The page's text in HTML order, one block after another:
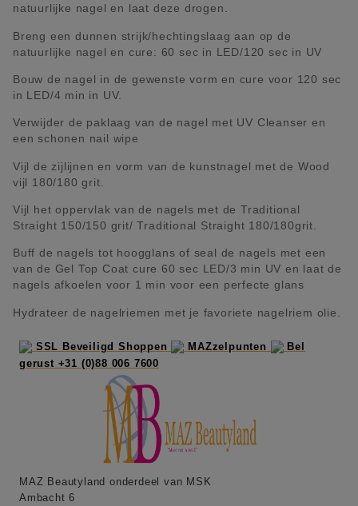
natuurlijke nagel en laat deze drogen.
Breng een dunnen strijk/hechtingslaag aan op de
natuurlijke nagel en cure: 60 sec in LED/120 sec in UV
Bouw de nagel in de gewenste vorm en cure voor 120 sec
in LED/4 min in UV.
Verwijder de paklaag van de nagel met UV Cleanser en
een schonen nail wipe
Vijl de zijlijnen en vorm van de kunstnagel met de Wood
vijl 180/180 grit.
Vijl het oppervlak van de nagels met de Traditional
Straight 150/150 grit/ Traditional Straight 180/180grit.
Buff de nagels tot hoogglans of seal de nagels met een
van de Gel Top Coat cure 60 sec LED/3 min UV en laat de
nagels afkoelen voor 1 min voor een perfecte glans
Hydrateer de nagelriemen met je favoriete nagelriem olie.
SSL Beveiligd Shoppen MAZzelpunten
Bel
gerust +31 (0)88 006 7600
MAZ Beautyland onderdeel van MSK
Ambacht 6